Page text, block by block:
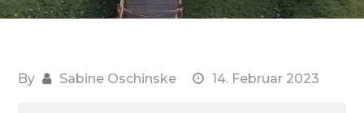
By Sabine Oschinske 14. Februar 2023